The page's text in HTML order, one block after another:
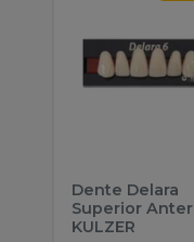
Dente Delara
Superior
KULZER